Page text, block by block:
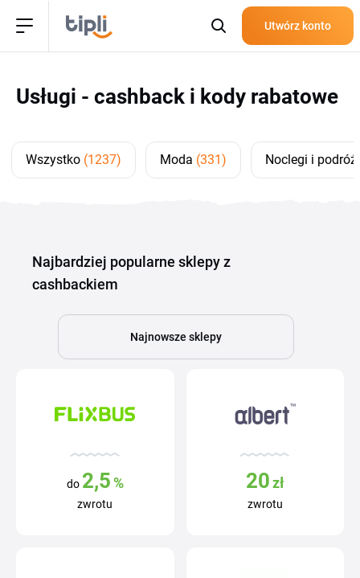
Utwórz konto
Usługi - cashback i kody rabatowe
Wszystko (1237) Moda (331) Noclegi i
Najbardziej popularne sklepy z
cashbackiem
Najnowsze sklepy
do 2,5%
zwrotu
20zł
zwrotu